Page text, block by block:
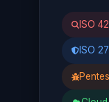
ISO
ISO